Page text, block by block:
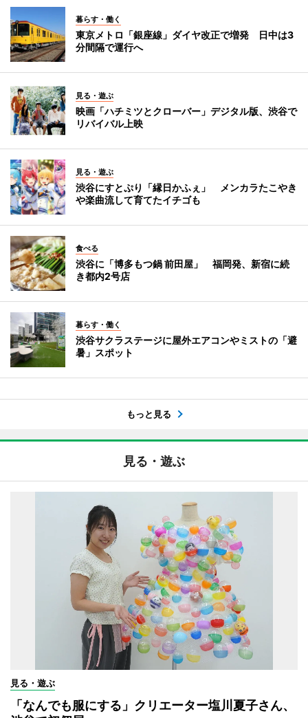
暮らす・働く
東京メトロ「銀座線」ダイヤ改正で増発 日中は3
分間隔で運行へ
見る・遊ぶ
映画「ハチミツとクローバー」デジタル版、渋谷で
リバイバル上映
見る・遊ぶ
渋谷にすとぷり「縁日かふぇ」 メンカラたこやき
や楽曲流して育てたイチゴも
食べる
渋谷に「博多もつ鍋 前田屋」 福岡発、新宿に続
き都内2号店
暮らす・働く
渋谷サクラステージに屋外エアコンやミストの「避
暑」スポット
もっと見る
見る・遊ぶ
見る・遊ぶ
「なんでも服にする」クリエーター塩川夏子さん、